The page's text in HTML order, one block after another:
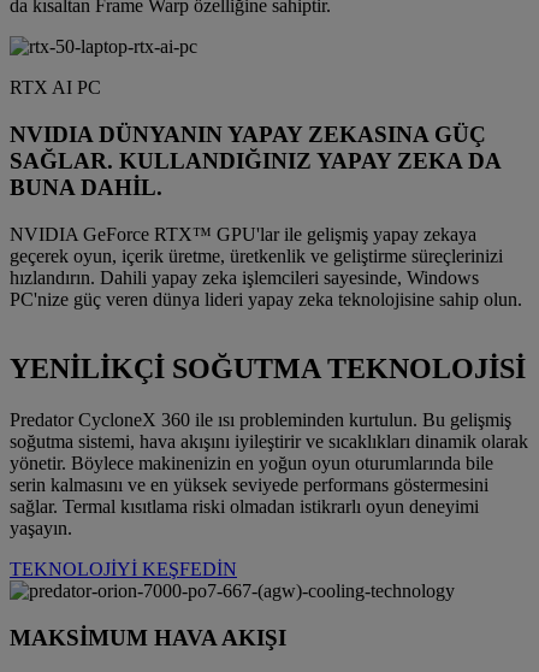
da kısaltan Frame Warp özelliğine sahiptir.
RTX AI PC
NVIDIA DÜNYANIN YAPAY ZEKASINA GÜÇ
SAĞLAR. KULLANDIĞINIZ YAPAY ZEKA DA
BUNA DAHİL.
NVIDIA GeForce RTX™ GPU'lar ile gelişmiş yapay zekaya
geçerek oyun, içerik üretme, üretkenlik ve geliştirme süreçlerinizi
hızlandırın. Dahili yapay zeka işlemcileri sayesinde, Windows
PC'nize güç veren dünya lideri yapay zeka teknolojisine sahip olun.
YENİLİKÇİ SOĞUTMA TEKNOLOJİSİ
Predator CycloneX 360 ile ısı probleminden kurtulun. Bu gelişmiş
soğutma sistemi, hava akışını iyileştirir ve sıcaklıkları dinamik olarak
yönetir. Böylece makinenizin en yoğun oyun oturumlarında bile
serin kalmasını ve en yüksek seviyede performans göstermesini
sağlar. Termal kısıtlama riski olmadan istikrarlı oyun deneyimi
yaşayın.
TEKNOLOJİYİ KEŞFEDİN
MAKSİMUM HAVA AKIŞI